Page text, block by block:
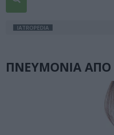
IATROPEDIA
ΠΝΕΥΜΟΝΙΑ ΑΠΟ